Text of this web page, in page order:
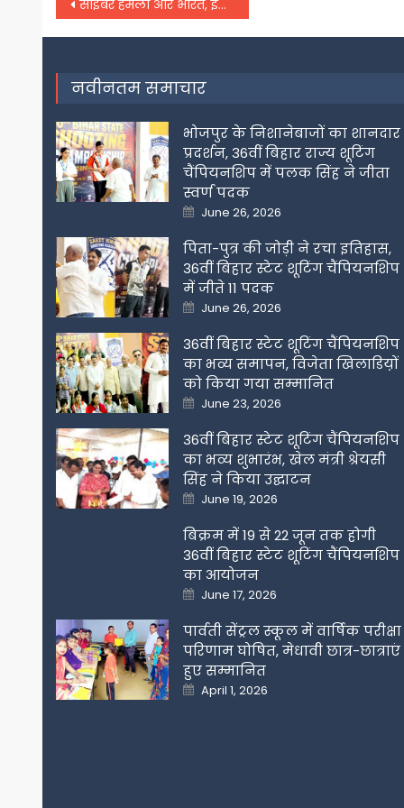
navigation
साइबर हमला और भारत, इंटरनेट की दुनिया में हैकिंग का बढ़ता जोखिम
नवीनतम समाचार
भोजपुर के निशानेबाजों का शानदार
प्रदर्शन, 36वीं बिहार राज्य शूटिंग
चैंपियनशिप में पलक सिंह ने जीता
स्वर्ण पदक
Posted
on
June 26, 2026
पिता-पुत्र की जोड़ी ने रचा इतिहास,
36वीं बिहार स्टेट शूटिंग चैंपियनशिप
में जीते 11 पदक
Posted
on
June 26, 2026
36वीं बिहार स्टेट शूटिंग चैंपियनशिप
का भव्य समापन, विजेता खिलाडिय़ों
को किया गया सम्मानित
Posted
on
June 23, 2026
36वीं बिहार स्टेट शूटिंग चैंपियनशिप
का भव्य शुभारंभ, खेल मंत्री श्रेयसी
सिंह ने किया उद्घाटन
Posted
on
June 19, 2026
बिक्रम में 19 से 22 जून तक होगी
36वीं बिहार स्टेट शूटिंग चैंपियनशिप
का आयोजन
Posted
on
June 17, 2026
पार्वती सेंट्रल स्कूल में वार्षिक परीक्षा
परिणाम घोषित, मेधावी छात्र-छात्राएं
हुए सम्मानित
Posted
on
April 1, 2026